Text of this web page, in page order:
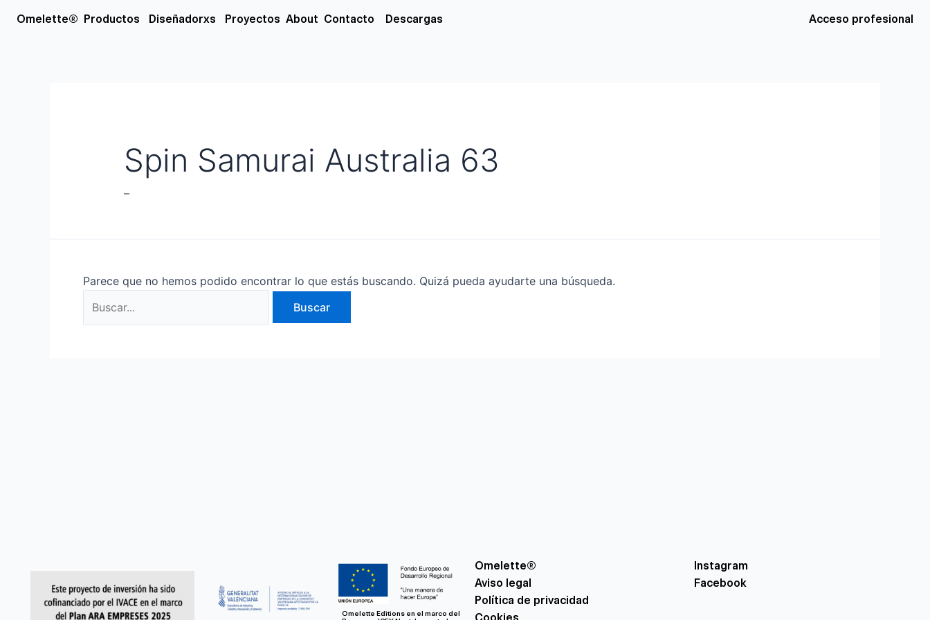
Omelette® Productos Open Productos
Diseñadorxs Open Diseñadorxs
Proyectos About Contacto Descargas Acceso profesional
Spin Samurai Australia 63
–
Parece que no hemos podido encontrar lo que estás buscando. Quizá pueda ayudarte una búsqueda.
por:
Omelette Editions en el marco del
Omelette®
Aviso legal
Política de privacidad
Instagram
Facebook